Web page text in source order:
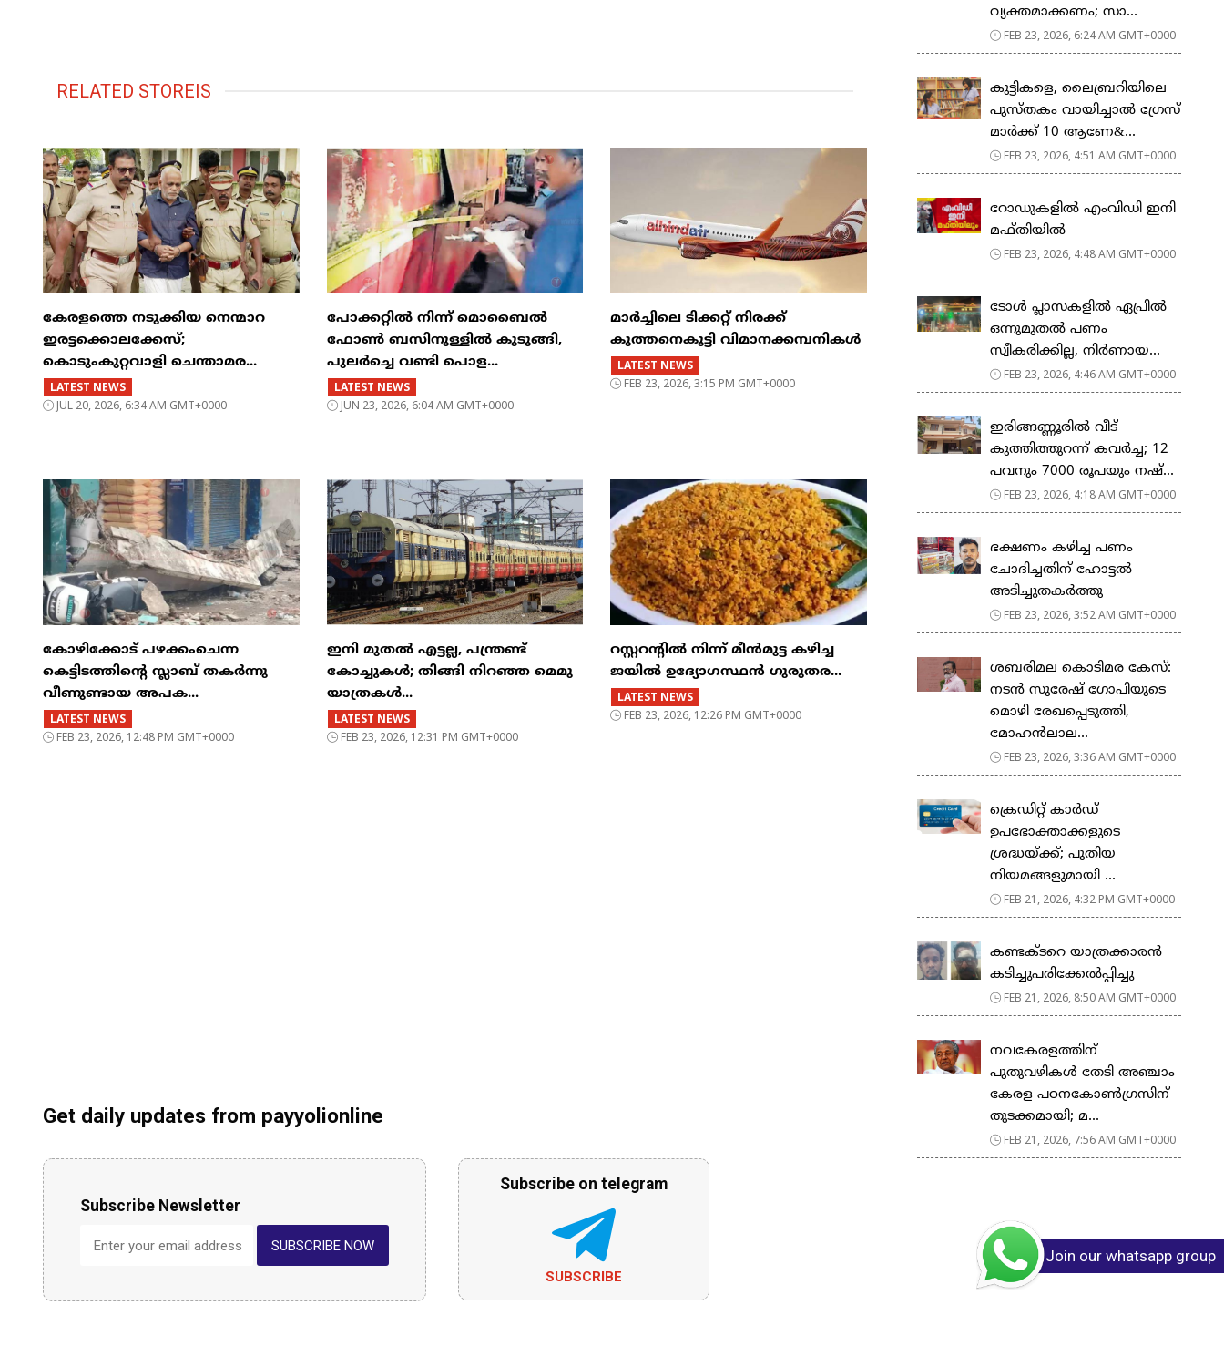
RELATED STOREIS
കേരളത്തെ നടുക്കിയ നെന്മാറ
ഇരട്ടക്കൊലക്കേസ്;
കൊടുംകുറ്റവാളി ചെന്താമര...
LATEST NEWS
JUL 20, 2026, 6:34 AM GMT+0000
പോക്കറ്റിൽ നിന്ന് മൊബൈൽ
ഫോൺ ബസിനുള്ളിൽ കുടുങ്ങി,
പുലർച്ചെ വണ്ടി പൊള...
LATEST NEWS
JUN 23, 2026, 6:04 AM GMT+0000
മാർച്ചിലെ ടിക്കറ്റ് നിരക്ക്
കുത്തനെകൂട്ടി വിമാനക്കമ്പനികൾ
LATEST NEWS
FEB 23, 2026, 3:15 PM GMT+0000
കോഴിക്കോട് പഴക്കംചെന്ന
കെട്ടിടത്തിന്റെ സ്ലാബ് തകർന്നു
വീണുണ്ടായ അപക...
LATEST NEWS
FEB 23, 2026, 12:48 PM GMT+0000
ഇനി മുതൽ എട്ടല്ല, പന്ത്രണ്ട്
കോച്ചുകള്‍; തിങ്ങി നിറഞ്ഞ മെമു
യാത്രകൾ...
LATEST NEWS
FEB 23, 2026, 12:31 PM GMT+0000
റസ്റ്ററന്റില്‍ നിന്ന് മീന്‍മുട്ട കഴിച്ച
ജയില്‍ ഉദ്യോഗസ്ഥന്‍ ഗുരുതര...
LATEST NEWS
FEB 23, 2026, 12:26 PM GMT+0000
Get daily updates from payyolionline
Subscribe Newsletter
SUBSCRIBE NOW
Subscribe on telegram
SUBSCRIBE
വ്യക്തമാക്കണം; സാ...
FEB 23, 2026, 6:24 AM GMT+0000
കുട്ടികളെ, ലൈബ്രറിയിലെ
പുസ്തകം വായിച്ചാല്‍ ഗ്രേസ്
മാര്‍ക്ക് 10 ആണേ&...
FEB 23, 2026, 4:51 AM GMT+0000
റോഡുകളില്‍ എംവിഡി ഇനി
മഫ്തിയില്‍
FEB 23, 2026, 4:48 AM GMT+0000
ടോള്‍ പ്ലാസകളില്‍ ഏപ്രില്‍
ഒന്നുമുതല്‍ പണം
സ്വീകരിക്കില്ല, നിര്‍ണായ...
FEB 23, 2026, 4:46 AM GMT+0000
ഇരിങ്ങണ്ണൂരിൽ വീട്
കുത്തിത്തുറന്ന് കവർച്ച; 12
പവനും 7000 രൂപയും നഷ്...
FEB 23, 2026, 4:18 AM GMT+0000
ഭക്ഷണം കഴിച്ച പണം
ചോദിച്ചതിന് ഹോട്ടൽ
അടിച്ചുതകർത്തു
FEB 23, 2026, 3:52 AM GMT+0000
ശബരിമല കൊടിമര കേസ്:
നടൻ സുരേഷ് ഗോപിയുടെ
മൊഴി രേഖപ്പെടുത്തി,
മോഹൻലാല...
FEB 23, 2026, 3:36 AM GMT+0000
ക്രെഡിറ്റ് കാർഡ്
ഉപഭോക്താക്കളുടെ
ശ്രദ്ധയ്ക്ക്; പുതിയ
നിയമങ്ങളുമായി ...
FEB 21, 2026, 4:32 PM GMT+0000
കണ്ടക്ടറെ യാത്രക്കാരൻ
കടിച്ചുപരിക്കേൽപ്പിച്ചു
FEB 21, 2026, 8:50 AM GMT+0000
നവകേരളത്തിന്
പുതുവഴികൾ തേടി അഞ്ചാം
കേരള പഠനകോൺഗ്രസിന്
തുടക്കമായി; മ...
FEB 21, 2026, 7:56 AM GMT+0000
Join our whatsapp group